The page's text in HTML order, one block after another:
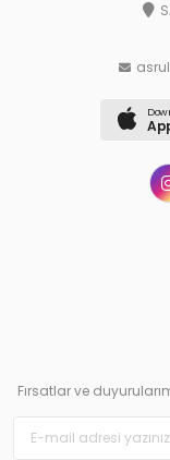
Fırsatlar ve